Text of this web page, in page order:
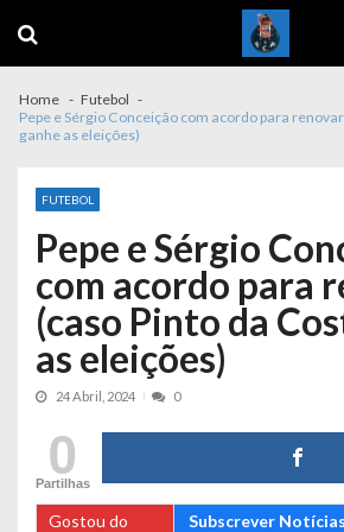
navigation
content
Home
Futebol
Pepe e Sérgio Conceição com acordo para
ganhe as eleições)
FUTEBOL
Pepe e Sérgio
com acordo para
(caso Pinto da
as eleições)
24 Abril, 2024 0
0
Partilhas
Gostou do
Subscrever